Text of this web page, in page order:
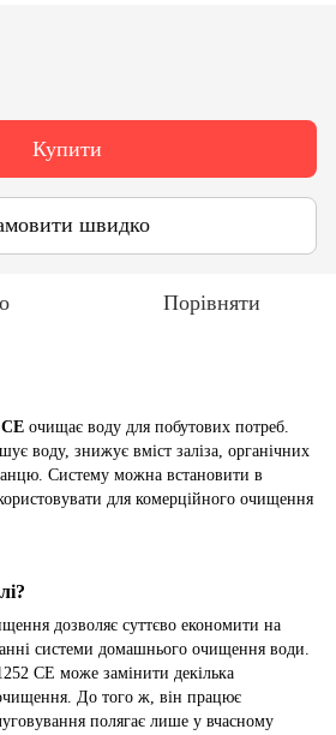
Купити
швидко
Порівняти
очищає воду для побутових потреб.
воду, знижує вміст заліза, органічних
Систему можна встановити в
для комерційного очищення
дозволяє суттєво економити на
системи домашнього очищення води.
CE може замінити декілька
До того ж, він працює
полягає лише у вчасному